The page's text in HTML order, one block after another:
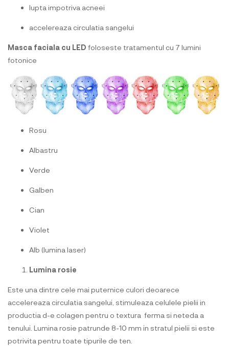
lupta impotriva acneei
accelereaza circulatia sangelui
Masca faciala cu LED foloseste tratamentul cu 7 lumini
fotonice
Rosu
Albastru
Verde
Galben
Cian
Violet
Alb (lumina laser)
Lumina rosie
Este una dintre cele mai puternice culori deoarece
accelereaza circulatia sangelui, stimuleaza celulele pielii in
productia d-e colagen pentru o textura ferma si neteda a
tenului. Lumina rosie patrunde 8-10 mm in stratul pielii si este
potrivita pentru toate tipurile de ten.